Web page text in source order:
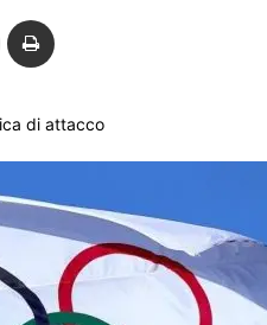
di attacco